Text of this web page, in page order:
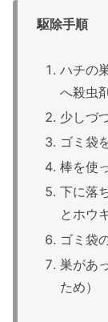
駆除手順
ハチの
へ殺虫
少しづ
ゴミ袋
棒を使
下に落
とホウ
ゴミ袋
巣があ
ため）